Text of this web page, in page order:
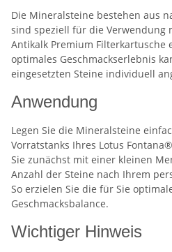
Die Mineralsteine bestehen aus
sind speziell für die Verwendung
Antikalk Premium Filterkartusche
optimales Geschmackserlebnis
eingesetzten Steine individuell
Anwendung
Legen Sie die Mineralsteine
Vorratstanks Ihres Lotus
Sie zunächst mit einer kleinen
Anzahl der Steine nach Ihrem
So erzielen Sie die für Sie
Geschmacksbalance.
Wichtiger Hinweis